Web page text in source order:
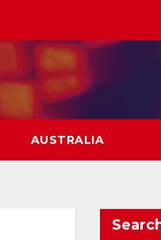
AUSTRALIA